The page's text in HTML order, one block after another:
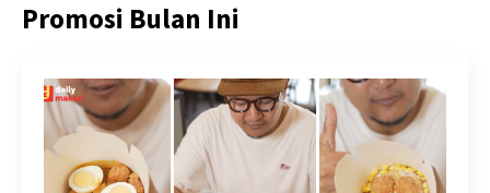
Promosi Bulan Ini